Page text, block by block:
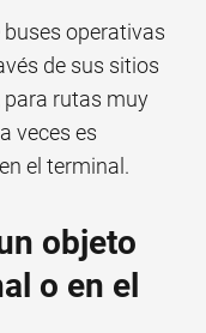
operativas
de sus sitios
para rutas muy
veces es
el terminal.
objeto
o en el